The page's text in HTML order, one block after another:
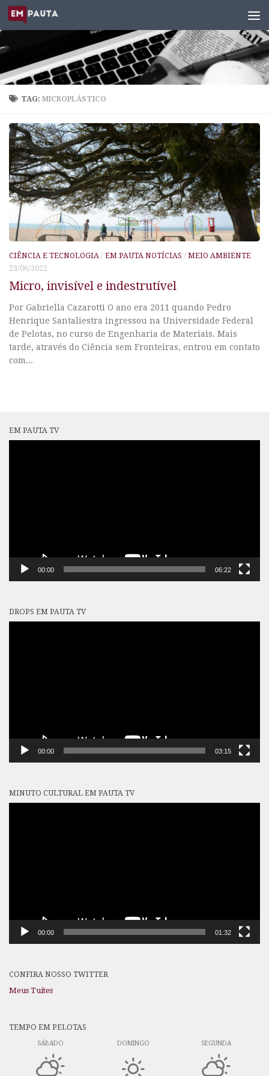
Skip to content
TAG:MICROPLÁSTICO
CIÊNCIA E TECNOLOGIA / EM PAUTA NOTÍCIAS / MEIO AMBIENTE
23/06/2022
Micro, invisível e indestrutível
Por Gabriella Cazarotti O ano era 2011 quando Pedro
Henrique Santaliestra ingressou na Universidade Federal
de Pelotas, no curso de Engenharia de Materiais. Mais
tarde, através do Ciência sem Fronteiras, entrou em contato
com...
EM PAUTA TV
00:00 06:22
DROPS EM PAUTA TV
00:00 03:15
MINUTO CULTURAL EM PAUTA TV
00:00 01:32
CONFIRA NOSSO TWITTER
Meus Tuítes
TEMPO EM PELOTAS
SÁBADO DOMINGO SEGUNDA